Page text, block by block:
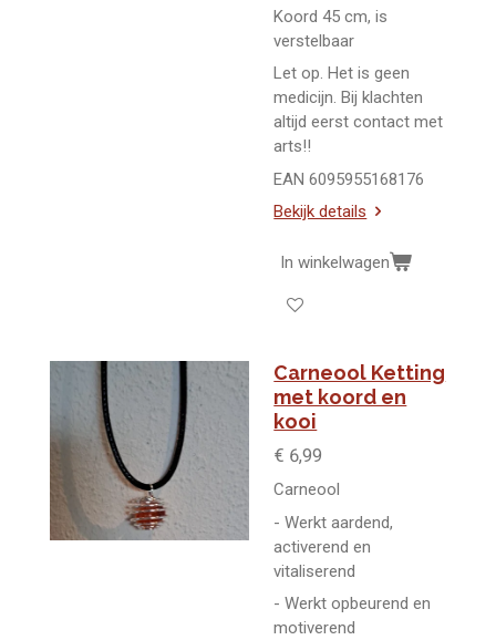
Koord 45 cm, is
verstelbaar
Let op. Het is geen
medicijn. Bij klachten
altijd eerst contact met
arts!!
EAN 6095955168176
Bekijk details
In winkelwagen
Carneool Ketting
met koord en
kooi
€ 6,99
Carneool
- Werkt aardend,
activerend en
vitaliserend
- Werkt opbeurend en
motiverend